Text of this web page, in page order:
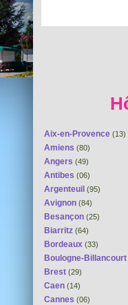
Aix-en-Provence (13)
Amiens (80)
Angers (49)
Antibes (06)
Argenteuil (95)
Avignon (84)
Besançon (25)
Biarritz (64)
Bordeaux (33)
Boulogne-Billancourt
Brest (29)
Caen (14)
Cannes (06)